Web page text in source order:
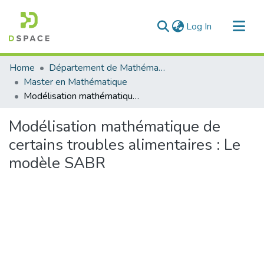
Log In (current)
Communities & Collections
All of DSpace
Statistics
Home
Département de Mathématique
Master en Mathématique
Modélisation mathématique de certains troubles alimentaires : Le modèle SABR
Modélisation mathématique de
certains troubles alimentaires : Le
modèle SABR